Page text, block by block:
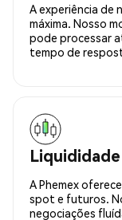
A experiência de
máxima. Nosso
pode processar
tempo de
A Phemex
spot e futuros.
negociações